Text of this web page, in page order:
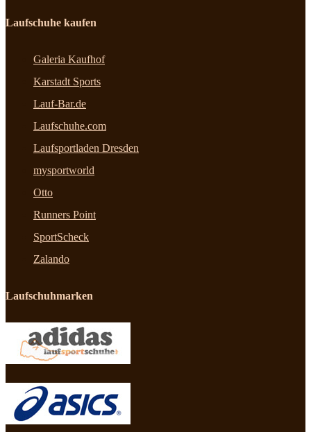
Laufschuhe kaufen
Galeria Kaufhof
Karstadt Sports
Lauf-Bar.de
Laufschuhe.com
Laufsportladen Dresden
mysportworld
Otto
Runners Point
SportScheck
Zalando
Laufschuhmarken